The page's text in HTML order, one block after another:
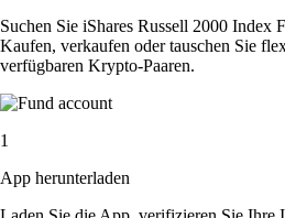
Suchen Sie iShares Russell 2000 Index
Kaufen, verkaufen oder tauschen Sie
verfügbaren Krypto-Paaren.
1
App herunterladen